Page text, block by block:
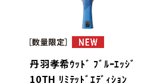
丹羽孝希ｳｯﾄﾞ ﾌﾞﾙｰｴｯｼﾞ
10TH ﾘﾐﾃｯﾄﾞｴﾃﾞｨｼｮﾝ